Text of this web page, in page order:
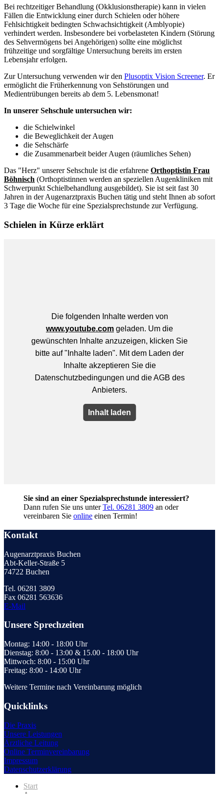
Bei rechtzeitiger Behandlung (Okklusionstherapie) kann in vielen
Fällen die Entwicklung einer durch Schielen oder höhere
Fehlsichtigkeit bedingten Schwachsichtigkeit (Amblyopie)
verhindert werden. Insbesondere bei vorbelasteten Kindern (Störung
des Sehvermögens bei Angehörigen) sollte eine möglichst
frühzeitige und sorgfältige Untersuchung bereits im ersten
Lebensjahr erfolgen.
Zur Untersuchung verwenden wir den Plusoptix Vision Screener. Er
ermöglicht die Früherkennung von Sehstörungen und
Medientrübungen bereits ab dem 5. Lebensmonat!
In unserer Sehschule untersuchen wir:
die Schielwinkel
die Beweglichkeit der Augen
die Sehschärfe
die Zusammenarbeit beider Augen (räumliches Sehen)
Das "Herz" unserer Sehschule ist die erfahrene Orthoptistin Frau
Böhnisch (Orthoptistinnen werden an speziellen Augenkliniken mit
Schwerpunkt Schielbehandlung ausgebildet). Sie ist seit fast 30
Jahren in der Augenarztpraxis Buchen tätig und steht Ihnen ab sofort
3 Tage die Woche für eine Spezialsprechstunde zur Verfügung.
Schielen in Kürze erklärt
Sie sind an einer Spezialsprechstunde interessiert?
Dann rufen Sie uns unterTel. 06281 3809 an oder
vereinbaren Sie online einen Termin!
Kontakt
Augenarztpraxis Buchen
Abt-Keller-Straße 5
74722 Buchen
Tel. 06281 3809
Fax 06281 563636
E-Mail
Unsere Sprechzeiten
Montag: 14:00 - 18:00 Uhr
Dienstag: 8:00 - 13:00 & 15.00 - 18:00 Uhr
Mittwoch: 8:00 - 15:00 Uhr
Freitag: 8:00 - 14:00 Uhr
Weitere Termine nach Vereinbarung möglich
Quicklinks
Die Praxis
Unsere Leistungen
Ärztliche Leitung
Online Terminvereinbarung
Impressum
Datenschutzerklärung
Start